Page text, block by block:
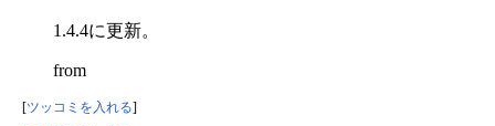
1.4.4に更新。
from
ツッコミを入れる